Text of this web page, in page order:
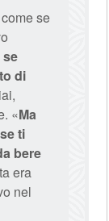
se
se
di
«Ma
ti
bere
era
nel